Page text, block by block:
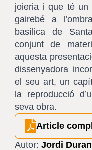
joieria i que té un
gairebé a
basílica de
conjunt de
aquesta
dissenyadora
el seu art, un
la reproducció
seva obra.
Article
Autor: Jordi